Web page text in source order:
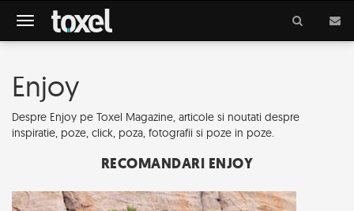
Meniu
Enjoy
Despre Enjoy pe Toxel Magazine, articole si noutati despre
inspiratie, poze, click, poza, fotografii si poze in poze.
RECOMANDARI ENJOY